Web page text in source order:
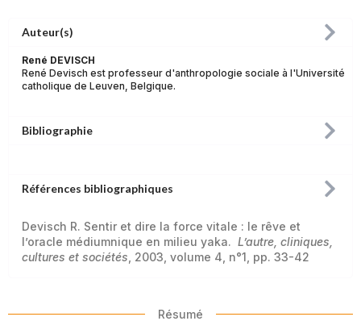
Auteur(s)
René DEVISCH
René Devisch est professeur d'anthropologie sociale à l'Université
catholique de Leuven, Belgique.
Bibliographie
Références bibliographiques
Devisch R. Sentir et dire la force vitale : le rêve et
l’oracle médiumnique en milieu yaka. L’autre, cliniques,
cultures et sociétés , 2003, volume 4, n°1, pp. 33-42
Résumé